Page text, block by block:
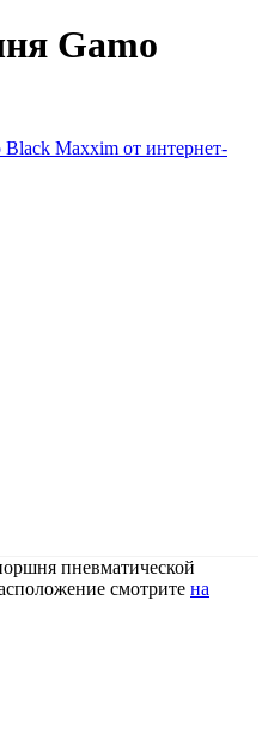
Gamo
пневматической
смотрите на